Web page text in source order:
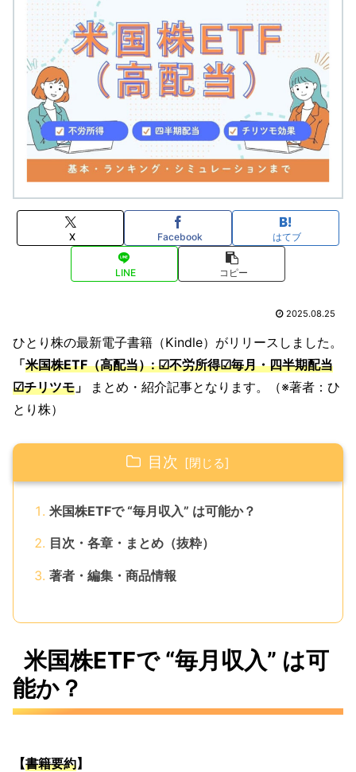
X Facebook はてブ
LINE コピー
2025.08.25
ひとり株の最新電子書籍（Kindle）がリリースしました。
「米国株ETF（高配当）: ☑不労所得☑毎月・四半期配当
☑チリツモ 」
まとめ・紹介記事となります。（※著者：ひ
とり株）
目次
米国株ETFで “毎月収入” は可能か？
目次・各章・まとめ（抜粋）
著者・編集・商品情報
米国株ETFで “毎月収入” は可
能か？
【書籍要約】